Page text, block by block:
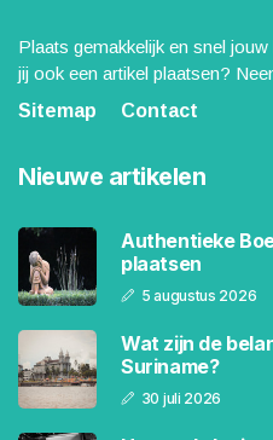
Plaats gemakkelijk en snel
jij ook een artikel plaatsen?
Sitemap
Contact
Nieuwe artikelen
Authentieke
plaatsen
5 augustus 2026
Wat zijn de
Suriname?
30 juli 2026